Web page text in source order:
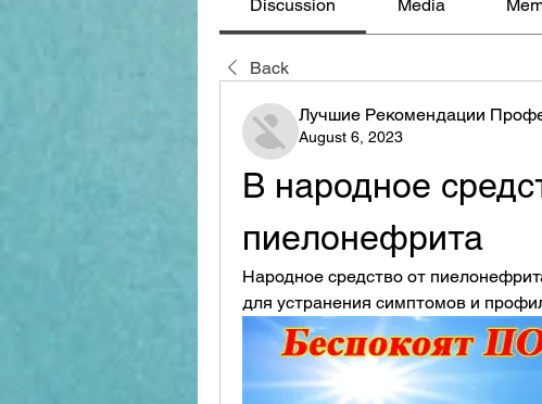
Discussion Media
Back
Лучшие Рекомендации
August 6, 2023
В народное
пиелонефрита
Народное средство от
для устранения симптомов и